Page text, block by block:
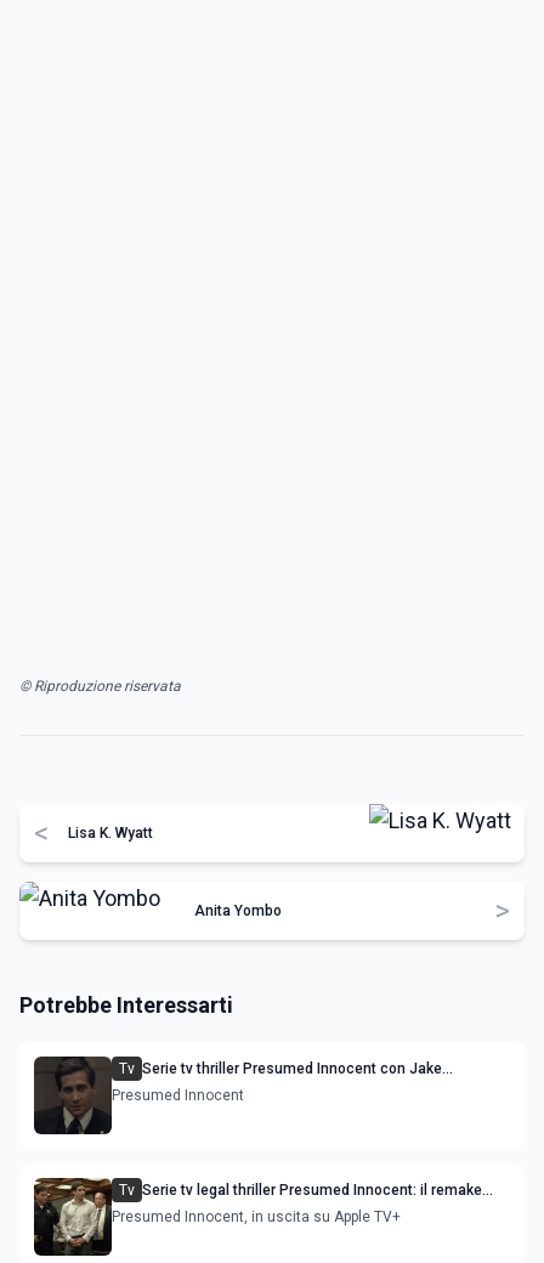
© Riproduzione riservata
< Lisa K. Wyatt
Anita Yombo >
Potrebbe Interessarti
Tv Serie tv thriller Presumed Innocent con Jake
Gyllenhaal
Presumed Innocent
Tv Serie tv legal thriller Presumed Innocent: il remake
con Jake Gyllenhaal
Presumed Innocent, in uscita su Apple TV+